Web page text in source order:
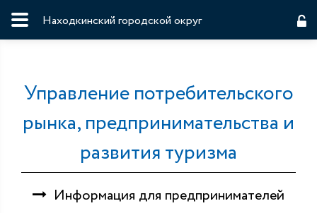
Находкинский городской округ
Управление потребительского
рынка, предпринимательства и
развития туризма
Информация для предпринимателей